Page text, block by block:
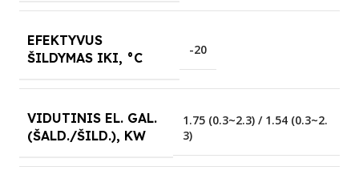
EFEKTYVUS
ŠILDYMAS IKI, °C
-20
VIDUTINIS EL. GAL.
(ŠALD./ŠILD.), KW
1.75 (0.3~2.3) / 1.54 (0.3~2.
3)